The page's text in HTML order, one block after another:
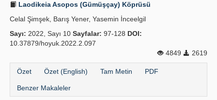
Laodikeia Asopos (Gümüşçay) Köprüsü
Celal Şimşek, Barış Yener, Yasemin İnceelgil
Sayı: 2022, Sayı 10 Sayfalar: 97-128 DOI:
10.37879/hoyuk.2022.2.097
4849
2619
Özet Özet (English) Tam Metin PDF
Benzer Makaleler